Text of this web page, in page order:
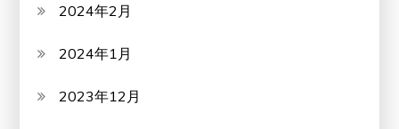
2024年2月
2024年1月
2023年12月